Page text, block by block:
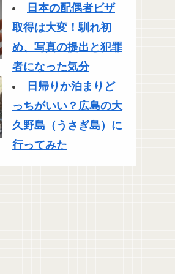
日本の配偶者ビザ
取得は大変！馴れ初
め、写真の提出と犯罪
者になった気分
日帰りか泊まりど
っちがいい？広島の大
久野島（うさぎ島）に
行ってみた